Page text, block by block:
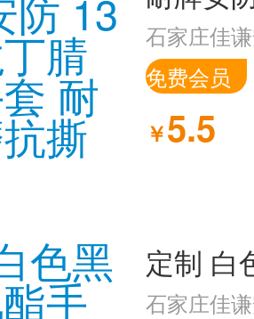
石家庄佳
免费会员
￥5.5
石家庄佳